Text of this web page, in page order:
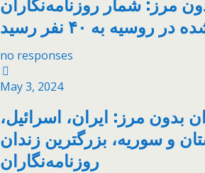
روسیه به ۴۰ نفر رسید
no responses
May 3, 2024
بدون مرز: ایران، اسرائیل،
و سوریه، بزرگترین زندان
روزنامه‌نگاران